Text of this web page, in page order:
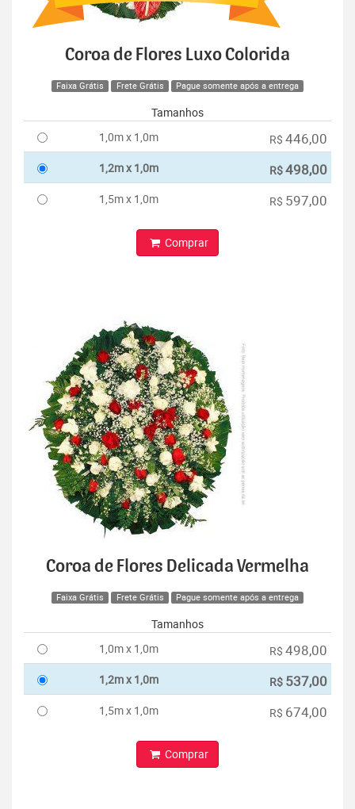
Coroa de Flores Luxo Colorida
Faixa Grátis Frete Grátis Pague somente após a entrega
Tamanhos
1,0m x 1,0m
R$ 446,00
1,2m x 1,0m R$498,00
1,5m x 1,0m R$ 597,00
Comprar
Coroa de Flores Delicada Vermelha
Faixa Grátis Frete Grátis Pague somente após a entrega
Tamanhos
1,0m x 1,0m
R$ 498,00
1,2m x 1,0m R$ 537,00
1,5m x 1,0m R$ 674,00
Comprar